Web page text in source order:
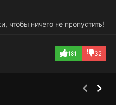
чтобы ничего не пропустить!
181 32